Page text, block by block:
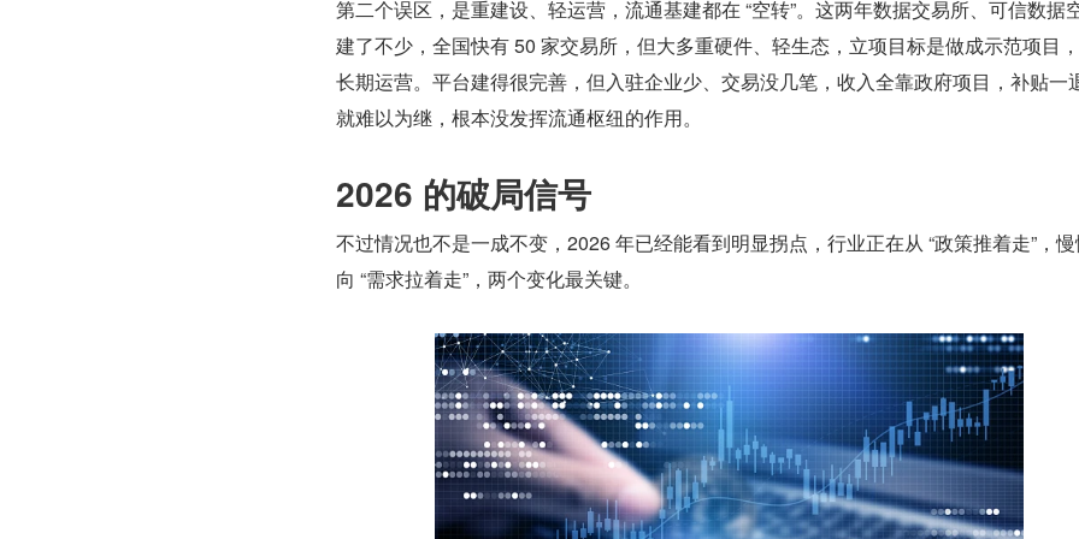
第二个误区，是重建设、轻运营，流通基建都在 “空转”。这两年数据交易所、可信数据
建了不少，全国快有 50 家交易所，但大多重硬件、轻生态，立项目标是做成示范项目
长期运营。平台建得很完善，但入驻企业少、交易没几笔，收入全靠政府项目，补贴一
就难以为继，根本没发挥流通枢纽的作用。
2026 的破局信号
不过情况也不是一成不变，2026 年已经能看到明显拐点，行业正在从 “政策推着走”，
向 “需求拉着走”，两个变化最关键。